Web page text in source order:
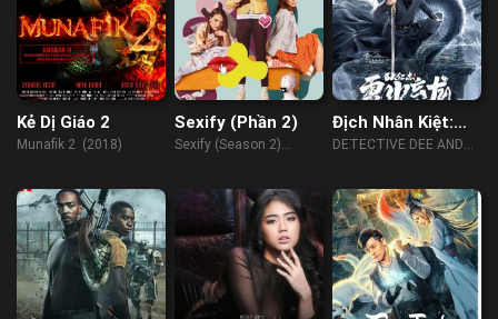
Kẻ Dị Giáo 2
Munafik 2 (2018)
Sexify (Phần 2)
Sexify (Season 2)
Địch Nhân Kiệt:
Lôi Hỏa Huyền
DETECTIVE DEE AND
(2023)